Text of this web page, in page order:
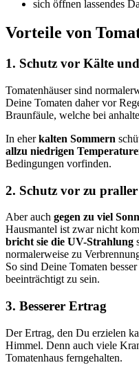
sich öffnen lassendes
Vorteile von
1. Schutz vor Kälte und
Tomatenhäuser sind
Deine Tomaten daher vor
Braunfäule, welche bei
In eherkalten Sommern
allzu niedrigen
Bedingungen vorfinden.
2. Schutz vor zu praller
Aber auch gegen zu viel
Hausmantel ist zwar nicht
bricht sie die UV-Strahlung
normalerweise zu
So sind Deine Tomaten
beeinträchtigt zu sein.
3. Besserer Ertrag
Der Ertrag, den Du erzielen
Himmel. Denn auch viele
Tomatenhaus ferngehalten.